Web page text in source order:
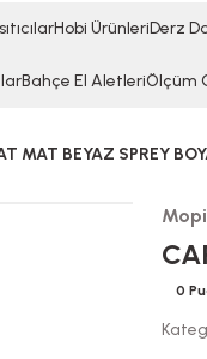
Hobi ÜrünleriDerz
Bahçe El AletleriÖlçüm
MAT BEYAZ SPREY
0